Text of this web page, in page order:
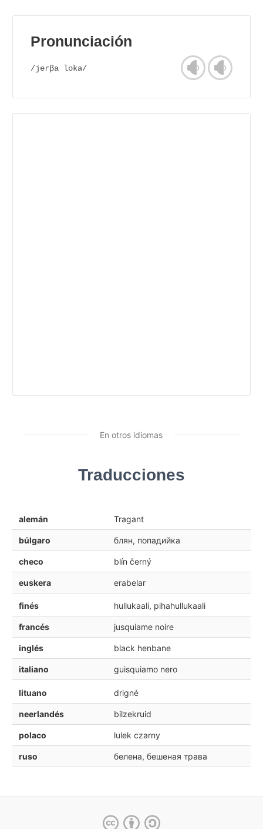
Pronunciación
/jeɾβa loka/
En otros idiomas
Traducciones
alemán Tragant
búlgaro блян, попадийка
checo blín černý
euskera erabelar
finés hullukaali, pihahullukaali
francés jusquiame noire
inglés black henbane
italiano guisquiamo nero
lituano drignė
neerlandés bilzekruid
polaco lulek czarny
ruso белена, бешеная трава